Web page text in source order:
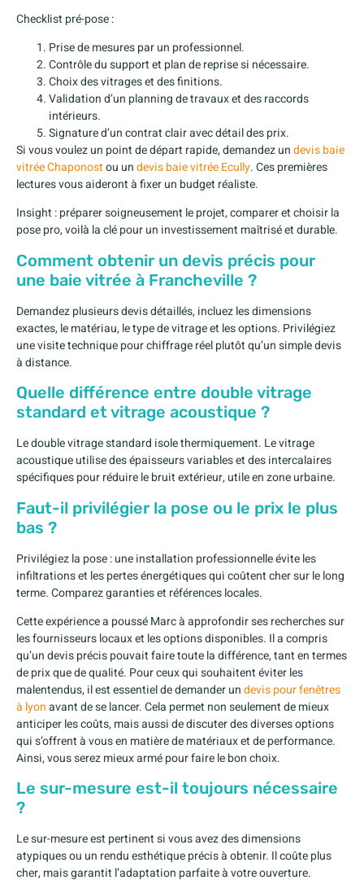
Checklist pré-pose :
Prise de mesures par un professionnel.
Contrôle du support et plan de reprise si nécessaire.
Choix des vitrages et des finitions.
Validation d’un planning de travaux et des raccords
intérieurs.
Signature d’un contrat clair avec détail des prix.
Si vous voulez un point de départ rapide, demandez undevis baie
vitrée Chaponostou undevis baie vitrée Ecully. Ces premières
lectures vous aideront à fixer un budget réaliste.
Insight : préparer soigneusement le projet, comparer et choisir la
pose pro, voilà la clé pour un investissement maîtrisé et durable.
Comment obtenir un devis précis pour
une baie vitrée à Francheville ?
Demandez plusieurs devis détaillés, incluez les dimensions
exactes, le matériau, le type de vitrage et les options. Privilégiez
une visite technique pour chiffrage réel plutôt qu’un simple devis
à distance.
Quelle différence entre double vitrage
standard et vitrage acoustique ?
Le double vitrage standard isole thermiquement. Le vitrage
acoustique utilise des épaisseurs variables et des intercalaires
spécifiques pour réduire le bruit extérieur, utile en zone urbaine.
Faut-il privilégier la pose ou le prix le plus
bas ?
Privilégiez la pose : une installation professionnelle évite les
infiltrations et les pertes énergétiques qui coûtent cher sur le long
terme. Comparez garanties et références locales.
Cette expérience a poussé Marc à approfondir ses recherches sur
les fournisseurs locaux et les options disponibles. Il a compris
qu’un devis précis pouvait faire toute la différence, tant en termes
de prix que de qualité. Pour ceux qui souhaitent éviter les
malentendus, il est essentiel de demander undevis pour fenêtres
à lyonavant de se lancer. Cela permet non seulement de mieux
anticiper les coûts, mais aussi de discuter des diverses options
qui s’offrent à vous en matière de matériaux et de performance.
Ainsi, vous serez mieux armé pour faire le bon choix.
Le sur-mesure est-il toujours nécessaire
?
Le sur-mesure est pertinent si vous avez des dimensions
atypiques ou un rendu esthétique précis à obtenir. Il coûte plus
cher, mais garantit l’adaptation parfaite à votre ouverture.